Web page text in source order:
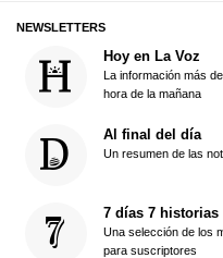
NEWSLETTERS
Hoy en La Voz
La información más
hora de la mañana
Al final del día
Un resumen de las
7 días 7 historias
Una selección de los
para suscriptores